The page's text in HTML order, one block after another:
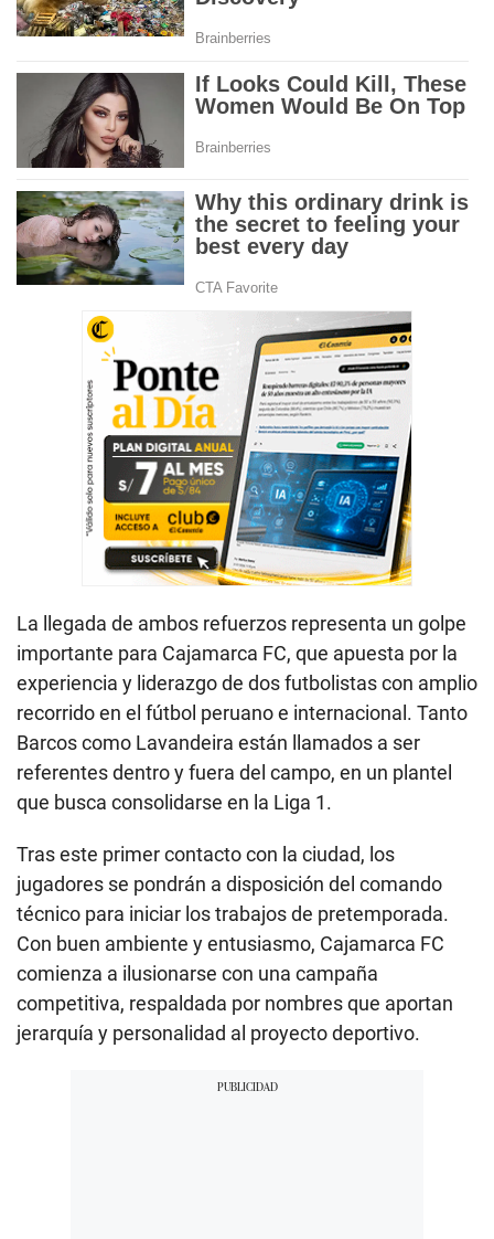
La llegada de ambos refuerzos representa un golpe
importante para Cajamarca FC, que apuesta por la
experiencia y liderazgo de dos futbolistas con amplio
recorrido en el fútbol peruano e internacional. Tanto
Barcos como Lavandeira están llamados a ser
referentes dentro y fuera del campo, en un plantel
que busca consolidarse en la Liga 1.
Tras este primer contacto con la ciudad, los
jugadores se pondrán a disposición del comando
técnico para iniciar los trabajos de pretemporada.
Con buen ambiente y entusiasmo, Cajamarca FC
comienza a ilusionarse con una campaña
competitiva, respaldada por nombres que aportan
jerarquía y personalidad al proyecto deportivo.